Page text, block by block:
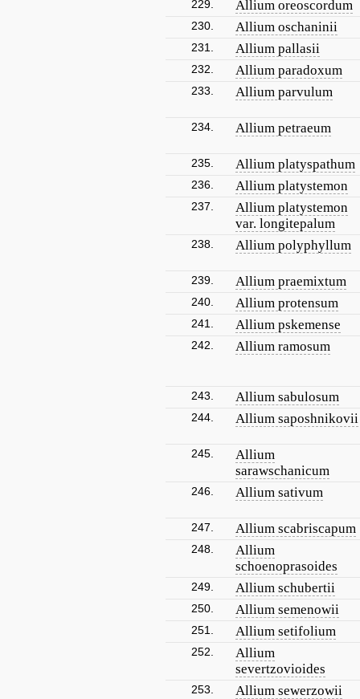
229. Allium oreoscordum
230. Allium oschaninii
231. Allium pallasii
232. Allium paradoxum
233. Allium parvulum
234. Allium petraeum
235. Allium platyspathum
236. Allium platystemon
237.
Allium platystemon
var. longitepalum
238. Allium polyphyllum
239. Allium praemixtum
240. Allium protensum
241. Allium pskemense
242. Allium ramosum
243. Allium sabulosum
244. Allium saposhnikovii
245.
Allium
sarawschanicum
246. Allium sativum
247. Allium scabriscapum
248.
Allium
schoenoprasoides
249. Allium schubertii
250. Allium semenowii
251. Allium setifolium
252.
Allium
severtzovioides
253. Allium sewerzowii